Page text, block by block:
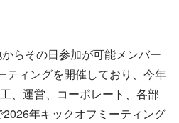
らその日参加が可能メンバー
ティングを開催しており、今年
、運営、コーポレート、各部
年キックオフミーティング